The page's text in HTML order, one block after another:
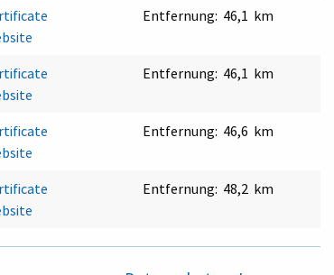
Entfernung: 46,1 km
Entfernung: 46,1 km
Entfernung: 46,6 km
Entfernung: 48,2 km